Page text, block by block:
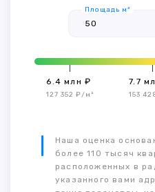
Площадь м²
6.4 млн ₽
127 352 ₽/м²
7.7
153
Наша оценка
более 110 тысяч
расположенных в
указанного вами